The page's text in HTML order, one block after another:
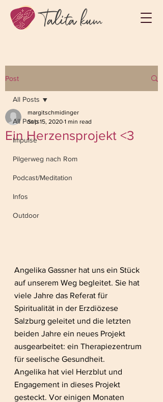
Post
All Posts
Impulse
Pilgerweg nach Rom
Podcast/Meditation
Infos
Outdoor
All Posts
Ein Herzensprojekt <3
margitschmidinger
Sep 15, 2020 1 min read
Angelika Gassner hat uns ein Stück
auf unserem Weg begleitet. Sie hat
viele Jahre das Referat für
Spiritualität in der Erzdiözese
Salzburg geleitet und die letzten
beiden Jahre ein neues Projekt
ausgearbeitet: ein Therapiezentrum
für seelische Gesundheit.
Angelika hat viel Herzblut und
Engagement in dieses Projekt
gesteckt. Vor einigen Monaten